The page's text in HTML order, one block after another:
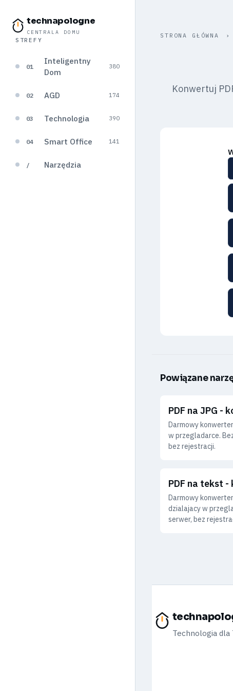
technapologne
CENTRALA DOMU
STREFY
01
Inteligentny
Dom
380
02 AGD 174
03 Technologia 390
04 Smart Office 141
/ Narzędzia
STRONA GŁÓWNA ›
Konwertuj
Powiązane
PDF na JPG -
Darmowy
w przegladarce.
bez rejestracji.
PDF na tekst
Darmowy
dzialajacy w
serwer, bez
Technologia dla